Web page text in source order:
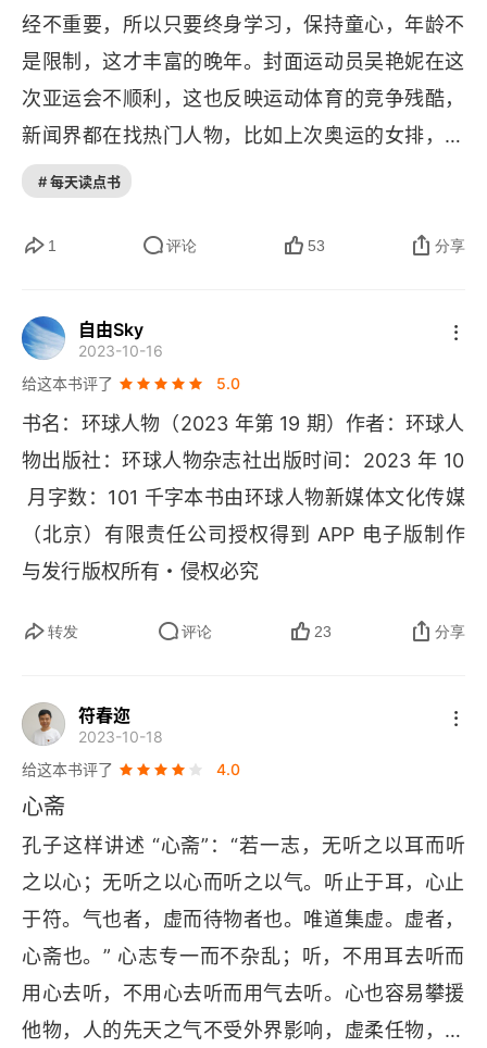
我的妈妈变成了两间小屋
“巴基斯坦袁隆平”
让文化遗产“潮”起来
乡村古壁画探幽记
何处最杭州
难以定义的于和伟
“除了雪，这里拥有一切”
妻子，房子，儿子
李猪儿，为安禄山“两肋插刀”
斜倚薰笼坐到明
不离人间，无累于世
你得“享乐愧疚症”了吗
经不重要，所以只要终身学习，保持童心，年龄不
是限制，这才丰富的晚年。封面运动员吴艳妮在这
次亚运会不顺利，这也反映运动体育的竞争残酷，
新闻界都在找热门人物，比如上次奥运的女排，但
真到比赛往往黑马频出，最后同样漂亮的林雨薇得
的激烈，省市比赛冠军就远胜高考状元，更不要说
应该喝彩。这期没有报道的亚运女子七项全能冠军
- 郑妮娜力的故事更励志，特别是她腿上的纹身
“尽心尽力”。报刊杂志要探索深入报道，如果是追
新闻已经追不上了，本期的参加亚运会开幕式的叙
利亚总统阿萨德夫妻成为流量明星，他可是西方眼
中的大恶人。谁都不会想到现在爆发的新中东战
争，犹太人强势控制的西方媒体如何上演舆论战，
会是个新的看点。世界变化快，看舆论战和经济战
# 每天读点书
1 评论 53 分享
自由Sky
2023-10-16
给这本书评了
5.0
书名：环球人物（2023 年第 19 期）作者：环球人
物出版社：环球人物杂志社出版时间：2023 年 10
月字数：101 千字本书由环球人物新媒体文化传媒
（北京）有限责任公司授权得到 APP 电子版制作
与发行版权所有・侵权必究
转发 评论 23 分享
符春迩
2023-10-18
给这本书评了
4.0
心斋
孔子这样讲述 “心斋”：“若一志，无听之以耳而听
之以心；无听之以心而听之以气。听止于耳，心止
于符。气也者，虚而待物者也。唯道集虚。虚者，
心斋也。” 心志专一而不杂乱；听，不用耳去听而
用心去听，不用心去听而用气去听。心也容易攀援
他物，人的先天之气不受外界影响，虚柔任物，所